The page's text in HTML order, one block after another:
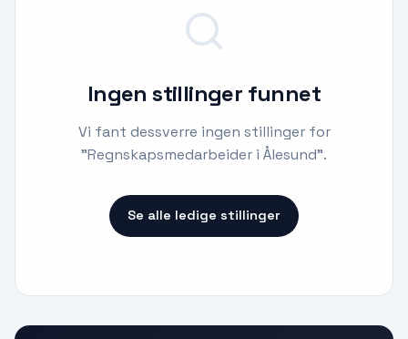
Ingen stillinger funnet
Vi fant dessverre ingen stillinger for
"Regnskapsmedarbeider i Ålesund".
Se alle ledige stillinger